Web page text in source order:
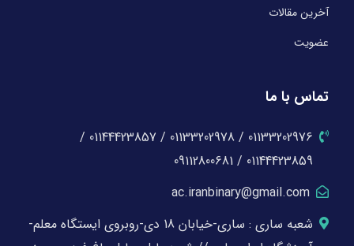
آخرین مقالات
عضویت
تماس با ما
01133202976 / 01133202978 / 01144423857 /
01144423859 / 09112800681
ac.iranbinary@gmail.com
شعبه ساری : ساری-خیابان 18 دی-روبروی ایستگاه معلم-